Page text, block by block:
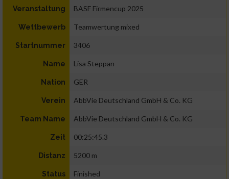
Veranstaltung BASF Firmencup 2025
Wettbewerb Teamwertung mixed
Startnummer 3406
Name Lisa Steppan
Nation GER
Verein AbbVie Deutschland GmbH & Co. KG
Team Name AbbVie Deutschland GmbH & Co. KG
Zeit 00:25:45.3
Distanz 5200 m
Status Finished